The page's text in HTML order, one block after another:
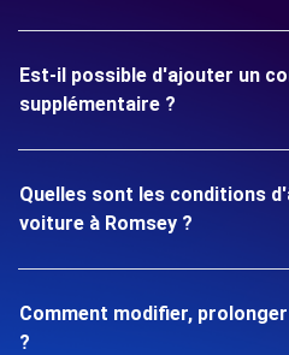
Est-il possible d'ajouter un
supplémentaire ?
Quelles sont les conditions
voiture à Romsey ?
Comment modifier,
?